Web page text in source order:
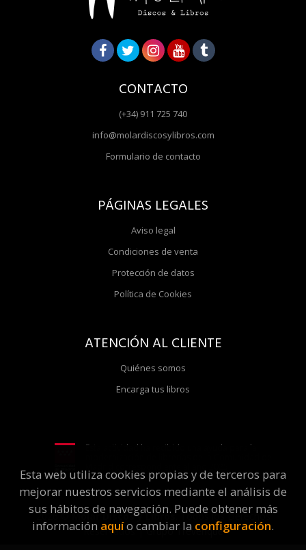
CONTACTO
(+34) 911 725 740
info@molardiscosylibros.com
Formulario de contacto
PÁGINAS LEGALES
Aviso legal
Condiciones de venta
Protección de datos
Política de Cookies
ATENCIÓN AL CLIENTE
Quiénes somos
Encarga tus libros
Esta actividad ha recibido una ayuda para la
2026 ©Molar Discos y Libros. Todos los Derechos
Reservados |Grupo Trevenque
Esta web utiliza cookies propias y de terceros para
mejorar nuestros servicios mediante el análisis de
sus hábitos de navegación. Puede obtener más
información aquío cambiar la configuración.